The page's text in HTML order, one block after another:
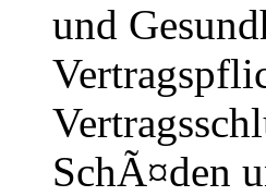
und
SchÃ¤den